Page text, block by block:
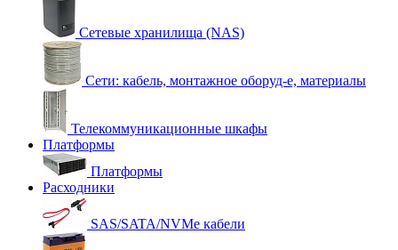
Сетевые хранилища (NAS)
Сети: кабель, монтажное оборуд-е, материалы
Телекоммуникационные шкафы
Платформы
Платформы
Расходники
SAS/SATA/NVMe кабели